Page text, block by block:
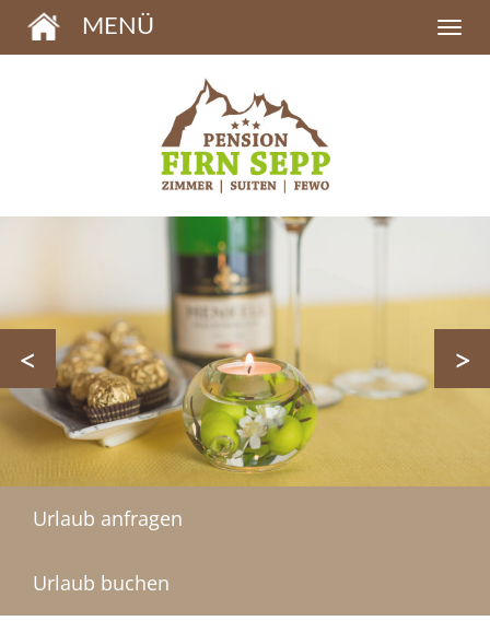
MENÜ
< >
Urlaub anfragen
Urlaub buchen